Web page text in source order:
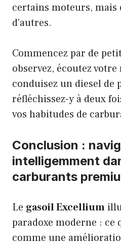
certains moteurs,
d’autres.
Commencez par de
observez, écoutez
conduisez un diesel de
réfléchissez-y à deux
vos habitudes de
Conclusion :
intelligemment
carburants
Le gasoil Excellium
paradoxe moderne : ce
comme une